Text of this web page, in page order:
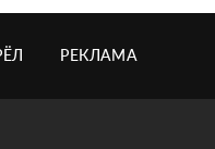
РЕКЛАМА